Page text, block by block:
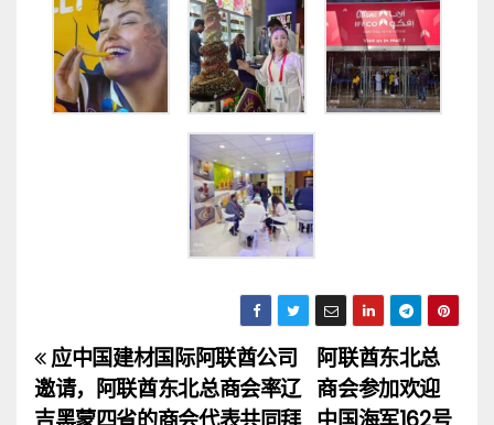
文
章
阿联酋东北总
商会参加欢迎
应中国建材国际阿联酋公司
邀请，阿联酋东北总商会率辽